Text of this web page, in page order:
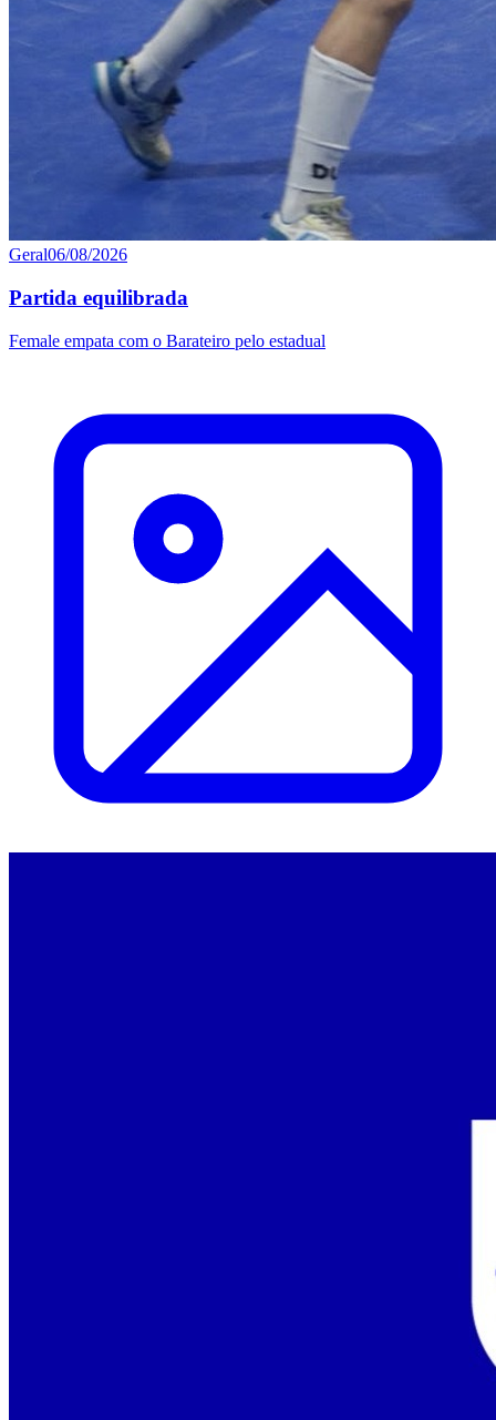
Geral06/08/2026
Partida equilibrada
Female empata com o Barateiro pelo estadual